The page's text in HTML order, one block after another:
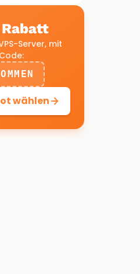
Rabatt
Server, mit
wählen